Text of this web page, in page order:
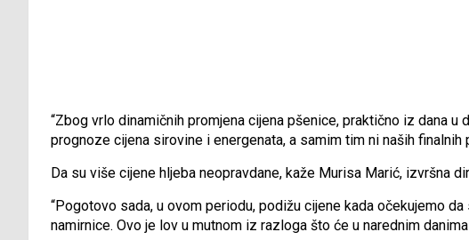
“Zbog vrlo dinamičnih promjena cijena pšenice, praktično iz dana u
prognoze cijena sirovine i energenata, a samim tim ni naših finalnih
Da su više cijene hljeba neopravdane, kaže Murisa Marić, izvršna
“Pogotovo sada, u ovom periodu, podižu cijene kada očekujemo
namirnice. Ovo je lov u mutnom iz razloga što će u narednim